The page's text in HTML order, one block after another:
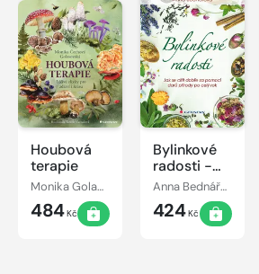
Houbová
terapie
Monika Golasovská
484Kč
Bylinkové
radosti -
Jak se cítit
dobře za
pomoci
Anna Bednářová
424Kč